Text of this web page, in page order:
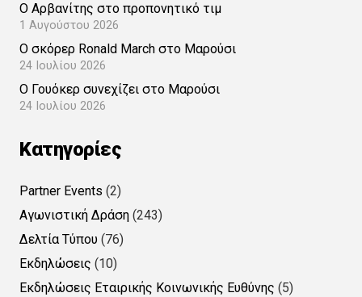
Ο Αρβανίτης στο προπονητικό τιμ
1 Αυγούστου 2026
Ο σκόρερ Ronald March στο Μαρούσι
24 Ιουλίου 2026
Ο Γουόκερ συνεχίζει στο Μαρούσι
24 Ιουλίου 2026
Kατηγορίες
Partner Events (2)
Αγωνιστική Δράση (243)
Δελτία Τύπου (76)
Εκδηλώσεις (10)
Εκδηλώσεις Εταιρικής Κοινωνικής Ευθύνης (5)